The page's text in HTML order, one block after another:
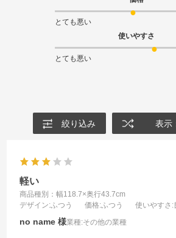
とても悪い
使いやすさ
とても悪い
絞り込み 表示
軽い
商品種別：幅118.7×奥行43.7cm
デザイン:ふつう 価格:ふつう 使いやすさ :
no name 業種:その他の業種